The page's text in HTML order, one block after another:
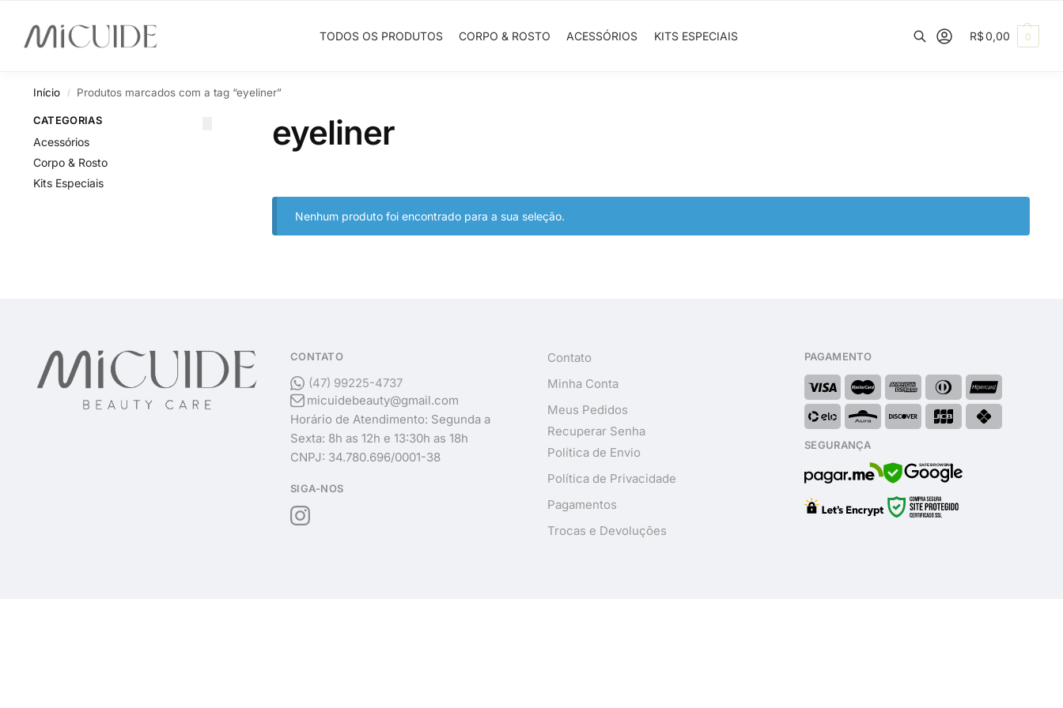
TODOS OS PRODUTOS CORPO & ROSTO ACESSÓRIOS KITS ESPECIAIS
Search
R$0,00 0
Início / Produtos marcados com a tag “eyeliner”
eyeliner
Nenhum produto foi encontrado para a sua seleção.
CATEGORIAS
Acessórios
Corpo & Rosto
Kits Especiais
CONTATO
(47) 99225-4737
micuidebeauty@gmail.com
Horário de Atendimento: Segunda a
Sexta: 8h as 12h e 13:30h as 18h
CNPJ: 34.780.696/0001-38
SIGA-NOS
Contato
Minha Conta
Meus Pedidos
Recuperar Senha
Política de Envio
Política de Privacidade
Pagamentos
Trocas e Devoluções
PAGAMENTO
SEGURANÇA
SAFE BROWSING